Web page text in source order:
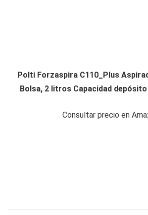
Polti Forzaspira C110_Plus
Bolsa, 2 litros Capacidad depósito
Consultar precio en